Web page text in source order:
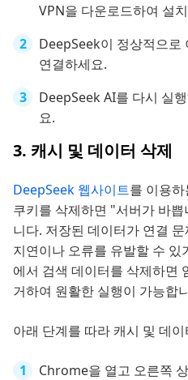
VPN을 다운로드하여 설
DeepSeek이 정상적으로
연결하세요.
DeepSeek AI를 다시 실
요.
3. 캐시 및 데이터 삭제
DeepSeek 웹사이트를 이용
쿠키를 삭제하면 "서버가 바
니다. 저장된 데이터가 연결
지연이나 오류를 유발할 수
에서 검색 데이터를 삭제하면
거하여 원활한 실행이 가능합
아래 단계를 따라 캐시 및 데
Chrome을 열고 오른쪽